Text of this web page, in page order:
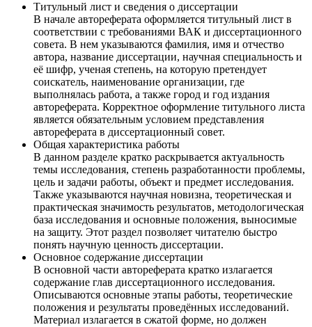
Титульный лист и сведения о диссертации
В начале автореферата оформляется титульный лист в
соответствии с требованиями ВАК и диссертационного
совета. В нем указываются фамилия, имя и отчество
автора, название диссертации, научная специальность и
её шифр, ученая степень, на которую претендует
соискатель, наименование организации, где
выполнялась работа, а также город и год издания
автореферата. Корректное оформление титульного листа
является обязательным условием представления
автореферата в диссертационный совет.
Общая характеристика работы
В данном разделе кратко раскрывается актуальность
темы исследования, степень разработанности проблемы,
цель и задачи работы, объект и предмет исследования.
Также указываются научная новизна, теоретическая и
практическая значимость результатов, методологическая
база исследования и основные положения, выносимые
на защиту. Этот раздел позволяет читателю быстро
понять научную ценность диссертации.
Основное содержание диссертации
В основной части автореферата кратко излагается
содержание глав диссертационного исследования.
Описываются основные этапы работы, теоретические
положения и результаты проведённых исследований.
Материал излагается в сжатой форме, но должен